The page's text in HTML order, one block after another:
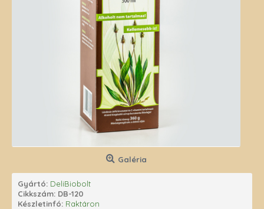
Galéria
Gyártó: DeliBiobolt
Cikkszám: DB-120
Készletinfó: Raktáron